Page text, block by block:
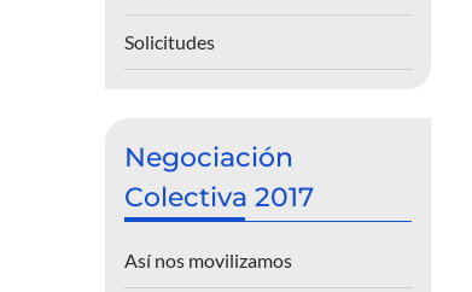
Solicitudes
Negociación
Colectiva 2017
Así nos movilizamos